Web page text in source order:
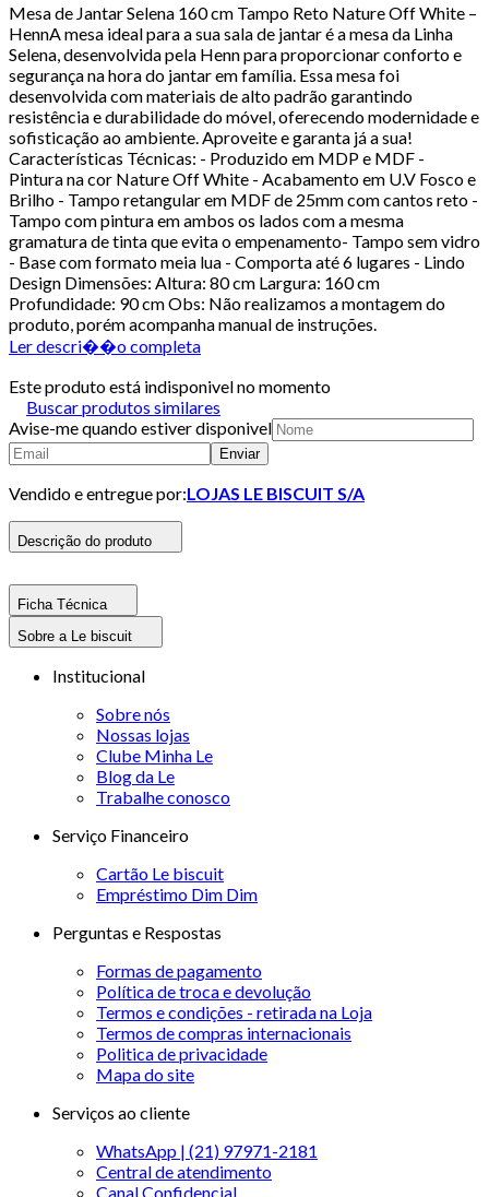
Mesa de Jantar Selena 160 cm Tampo Reto Nature Off White –
HennA mesa ideal para a sua sala de jantar é a mesa da Linha
Selena, desenvolvida pela Henn para proporcionar conforto e
segurança na hora do jantar em família. Essa mesa foi
desenvolvida com materiais de alto padrão garantindo
resistência e durabilidade do móvel, oferecendo modernidade e
sofisticação ao ambiente. Aproveite e garanta já a sua!
Características Técnicas: - Produzido em MDP e MDF -
Pintura na cor Nature Off White - Acabamento em U.V Fosco e
Brilho - Tampo retangular em MDF de 25mm com cantos reto -
Tampo com pintura em ambos os lados com a mesma
gramatura de tinta que evita o empenamento- Tampo sem vidro
- Base com formato meia lua - Comporta até 6 lugares - Lindo
Design Dimensões: Altura: 80 cm Largura: 160 cm
Profundidade: 90 cm Obs: Não realizamos a montagem do
produto, porém acompanha manual de instruções.
Ler descri��o completa
Este produto está indisponivel no momento
Buscar produtos similares
Avise-me quando estiver disponivel
Enviar
Vendido e entregue por:LOJAS LE BISCUIT S/A
Descrição do produto
Ficha Técnica
Sobre a Le biscuit
Institucional
Sobre nós
Nossas lojas
Clube Minha Le
Blog da Le
Trabalhe conosco
Serviço Financeiro
Cartão Le biscuit
Empréstimo Dim Dim
Perguntas e Respostas
Formas de pagamento
Política de troca e devolução
Termos e condições - retirada na Loja
Termos de compras internacionais
Politica de privacidade
Mapa do site
Serviços ao cliente
WhatsApp | (21) 97971-2181
Central de atendimento
Canal Confidencial